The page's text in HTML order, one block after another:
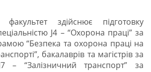
здійснює підготовку
J4 – “Охорона праці” за
“Безпека та охорона праці на
бакалаврів та магістрів за
– “Залізничний транспорт” за